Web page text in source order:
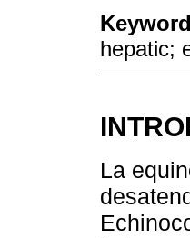
hepatic;
La